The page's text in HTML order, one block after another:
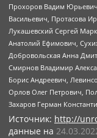
Прохоров Вадим
Васильевич, Протасова
Лукашевский Сергей
Анатолий Ефимович,
Добровольская Анна
Смирнов Владимир
Борис Андреевич,
Орлов Олег Петрович,
Захаров Герман
Источник: http://
данные на